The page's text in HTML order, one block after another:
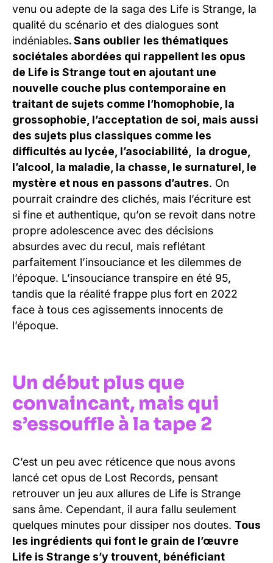
venu ou adepte de la saga des Life is Strange, la
qualité du scénario et des dialogues sont
indéniables. Sans oublier les thématiques
sociétales abordées qui rappellent les opus
de Life is Strange tout en ajoutant une
nouvelle couche plus contemporaine en
traitant de sujets comme l’homophobie, la
grossophobie, l’acceptation de soi, mais aussi
des sujets plus classiques comme les
difficultés au lycée, l’asociabilité, la drogue,
l’alcool, la maladie, la chasse, le surnaturel, le
mystère et nous en passons d’autres. On
pourrait craindre des clichés, mais l’écriture est
si fine et authentique, qu’on se revoit dans notre
propre adolescence avec des décisions
absurdes avec du recul, mais reflétant
parfaitement l’insouciance et les dilemmes de
l’époque. L’insouciance transpire en été 95,
tandis que la réalité frappe plus fort en 2022
face à tous ces agissements innocents de
l’époque.
Un début plus que
convaincant, mais qui
s’essouffle à la tape 2
C’est un peu avec réticence que nous avons
lancé cet opus de Lost Records, pensant
retrouver un jeu aux allures de Life is Strange
sans âme. Cependant, il aura fallu seulement
quelques minutes pour dissiper nos doutes. Tous
les ingrédients qui font le grain de l’œuvre
Life is Strange s’y trouvent, bénéficiant